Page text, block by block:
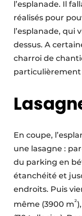
l’esplanade. Il
réalisés pour
l’esplanade, qui
dessus. A
charroi de
En coupe,
une lasagne :
du parking en
étanchéité et
endroits. Puis
même (3900 m²